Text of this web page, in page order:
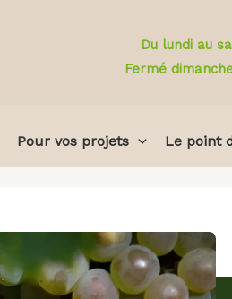
Du lundi au
Fermé
Pour vos projets Le point